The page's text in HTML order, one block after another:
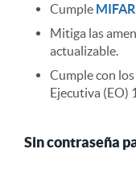
Cumple
Mitiga las
actualizable.
Cumple con
Ejecutiva (EO)
Sin contraseña